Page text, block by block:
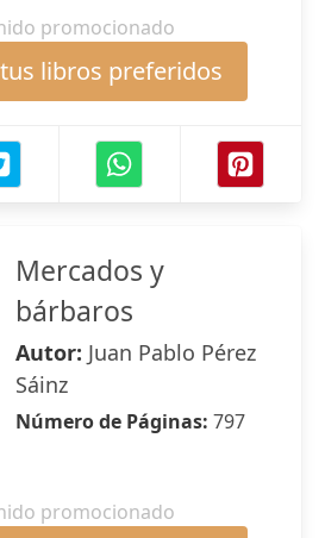
promocionado
libros preferidos
Mercados y
bárbaros
Autor: Juan Pablo Pérez
Sáinz
Número de Páginas: 797
promocionado